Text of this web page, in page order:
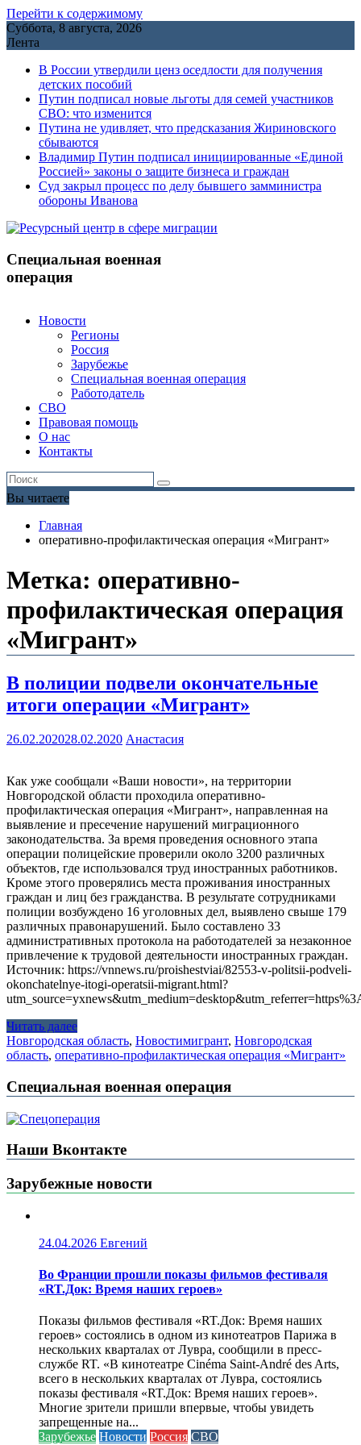
Перейти к содержимому
Суббота, 8 августа, 2026
Лента
В России утвердили ценз оседлости для получения
детских пособий
Путин подписал новые льготы для семей участников
СВО: что изменится
Путина не удивляет, что предсказания Жириновского
сбываются
Владимир Путин подписал инициированные «Единой
Россией» законы о защите бизнеса и граждан
Cуд закрыл процесс по делу бывшего замминистра
обороны Иванова
Специальная военная
операция
Новости
Регионы
Россия
Зарубежье
Специальная военная операция
Работодатель
СВО
Правовая помощь
О нас
Контакты
Вы читаете
Главная
оперативно-профилактическая операция «Мигрант»
Метка: оперативно-
профилактическая операция
«Мигрант»
В полиции подвели окончательные
итоги операции «Мигрант»
26.02.202028.02.2020 Анастасия
Как уже сообщали «Ваши новости», на территории
Новгородской области проходила оперативно-
профилактическая операция «Мигрант», направленная на
выявление и пресечение нарушений миграционного
законодательства. За время проведения основного этапа
операции полицейские проверили около 3200 различных
объектов, где использовался труд иностранных работников.
Кроме этого проверялись места проживания иностранных
граждан и лиц без гражданства. В результате сотрудниками
полиции возбуждено 16 уголовных дел, выявлено свыше 179
различных правонарушений. Было составлено 33
административных протокола на работодателей за незаконное
привлечение к трудовой деятельности иностранных граждан.
Источник: https://vnnews.ru/proishestviai/82553-v-politsii-podveli-
okonchatelnye-itogi-operatsii-migrant.html?
Читать далее
Новгородская область, Новостимигрант, Новгородская
область, оперативно-профилактическая операция «Мигрант»
Специальная военная операция
Наши Вконтакте
Зарубежные новости
24.04.2026 Евгений
Во Франции прошли показы фильмов фестиваля
«RT.Док: Время наших героев»
Показы фильмов фестиваля «RT.Док: Время наших
героев» состоялись в одном из кинотеатров Парижа в
нескольких кварталах от Лувра, сообщили в пресс-
службе RT. «В кинотеатре Cinéma Saint-André des Arts,
всего в нескольких кварталах от Лувра, состоялись
показы фестиваля «RT.Док: Время наших героев».
Многие зрители пришли впервые, чтобы увидеть
запрещенные на...
Зарубежье Новости Россия СВО